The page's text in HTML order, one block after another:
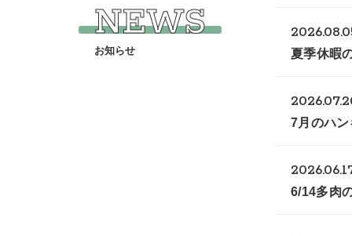
NEWS
夏季休暇
7月のハン
6/14多肉